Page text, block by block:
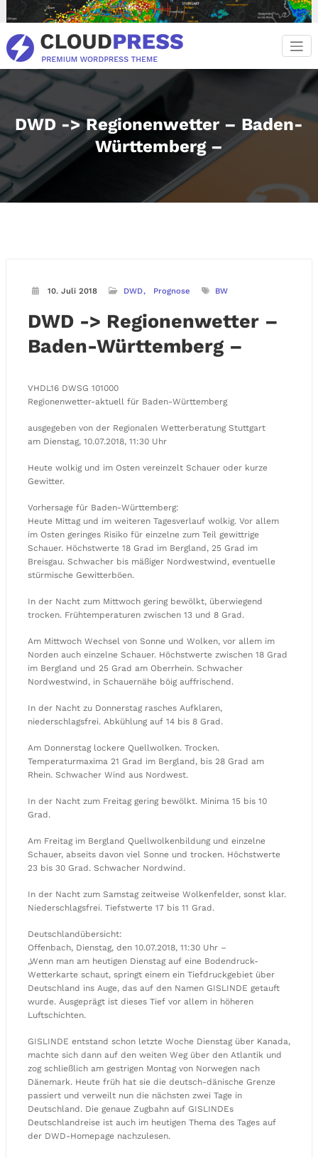
Inhalt
springen
DWD -> Regionenwetter – Baden-
Württemberg –
10. Juli 2018 DWD Prognose BW
DWD -> Regionenwetter –
Baden-Württemberg –
VHDL16 DWSG 101000
Regionenwetter-aktuell für Baden-Württemberg
ausgegeben von der Regionalen Wetterberatung Stuttgart
am Dienstag, 10.07.2018, 11:30 Uhr
Heute wolkig und im Osten vereinzelt Schauer oder kurze
Gewitter.
Vorhersage für Baden-Württemberg:
Heute Mittag und im weiteren Tagesverlauf wolkig. Vor allem
im Osten geringes Risiko für einzelne zum Teil gewittrige
Schauer. Höchstwerte 18 Grad im Bergland, 25 Grad im
Breisgau. Schwacher bis mäßiger Nordwestwind, eventuelle
stürmische Gewitterböen.
In der Nacht zum Mittwoch gering bewölkt, überwiegend
trocken. Frühtemperaturen zwischen 13 und 8 Grad.
Am Mittwoch Wechsel von Sonne und Wolken, vor allem im
Norden auch einzelne Schauer. Höchstwerte zwischen 18 Grad
im Bergland und 25 Grad am Oberrhein. Schwacher
Nordwestwind, in Schauernähe böig auffrischend.
In der Nacht zu Donnerstag rasches Aufklaren,
niederschlagsfrei. Abkühlung auf 14 bis 8 Grad.
Am Donnerstag lockere Quellwolken. Trocken.
Temperaturmaxima 21 Grad im Bergland, bis 28 Grad am
Rhein. Schwacher Wind aus Nordwest.
In der Nacht zum Freitag gering bewölkt. Minima 15 bis 10
Grad.
Am Freitag im Bergland Quellwolkenbildung und einzelne
Schauer, abseits davon viel Sonne und trocken. Höchstwerte
23 bis 30 Grad. Schwacher Nordwind.
In der Nacht zum Samstag zeitweise Wolkenfelder, sonst klar.
Niederschlagsfrei. Tiefstwerte 17 bis 11 Grad.
Deutschlandübersicht:
Offenbach, Dienstag, den 10.07.2018, 11:30 Uhr –
„Wenn man am heutigen Dienstag auf eine Bodendruck-
Wetterkarte schaut, springt einem ein Tiefdruckgebiet über
Deutschland ins Auge, das auf den Namen GISLINDE getauft
wurde. Ausgeprägt ist dieses Tief vor allem in höheren
Luftschichten.
GISLINDE entstand schon letzte Woche Dienstag über Kanada,
machte sich dann auf den weiten Weg über den Atlantik und
zog schließlich am gestrigen Montag von Norwegen nach
Dänemark. Heute früh hat sie die deutsch-dänische Grenze
passiert und verweilt nun die nächsten zwei Tage in
Deutschland. Die genaue Zugbahn auf GISLINDEs
Deutschlandreise ist auch im heutigen Thema des Tages auf
der DWD-Homepage nachzulesen.